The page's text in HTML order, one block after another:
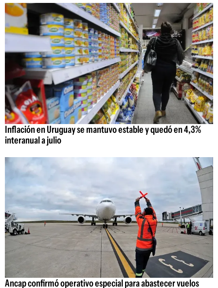
Inflación en Uruguay se mantuvo estable y quedó en 4,3%
interanual a julio
Ancap confirmó operativo especial para abastecer vuelos